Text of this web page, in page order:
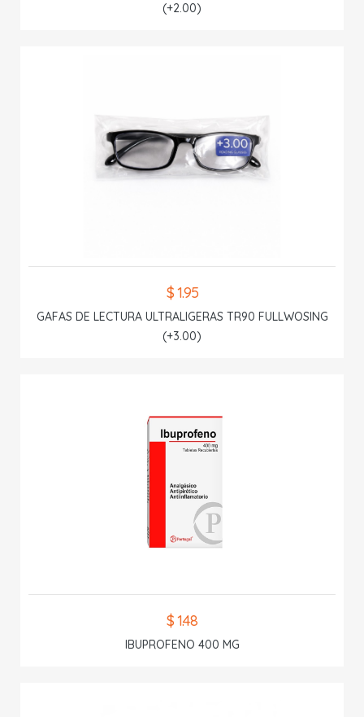
(+2.00)
$ 1.95
GAFAS DE LECTURA ULTRALIGERAS TR90 FULLWOSING
(+3.00)
$ 1.48
IBUPROFENO 400 MG